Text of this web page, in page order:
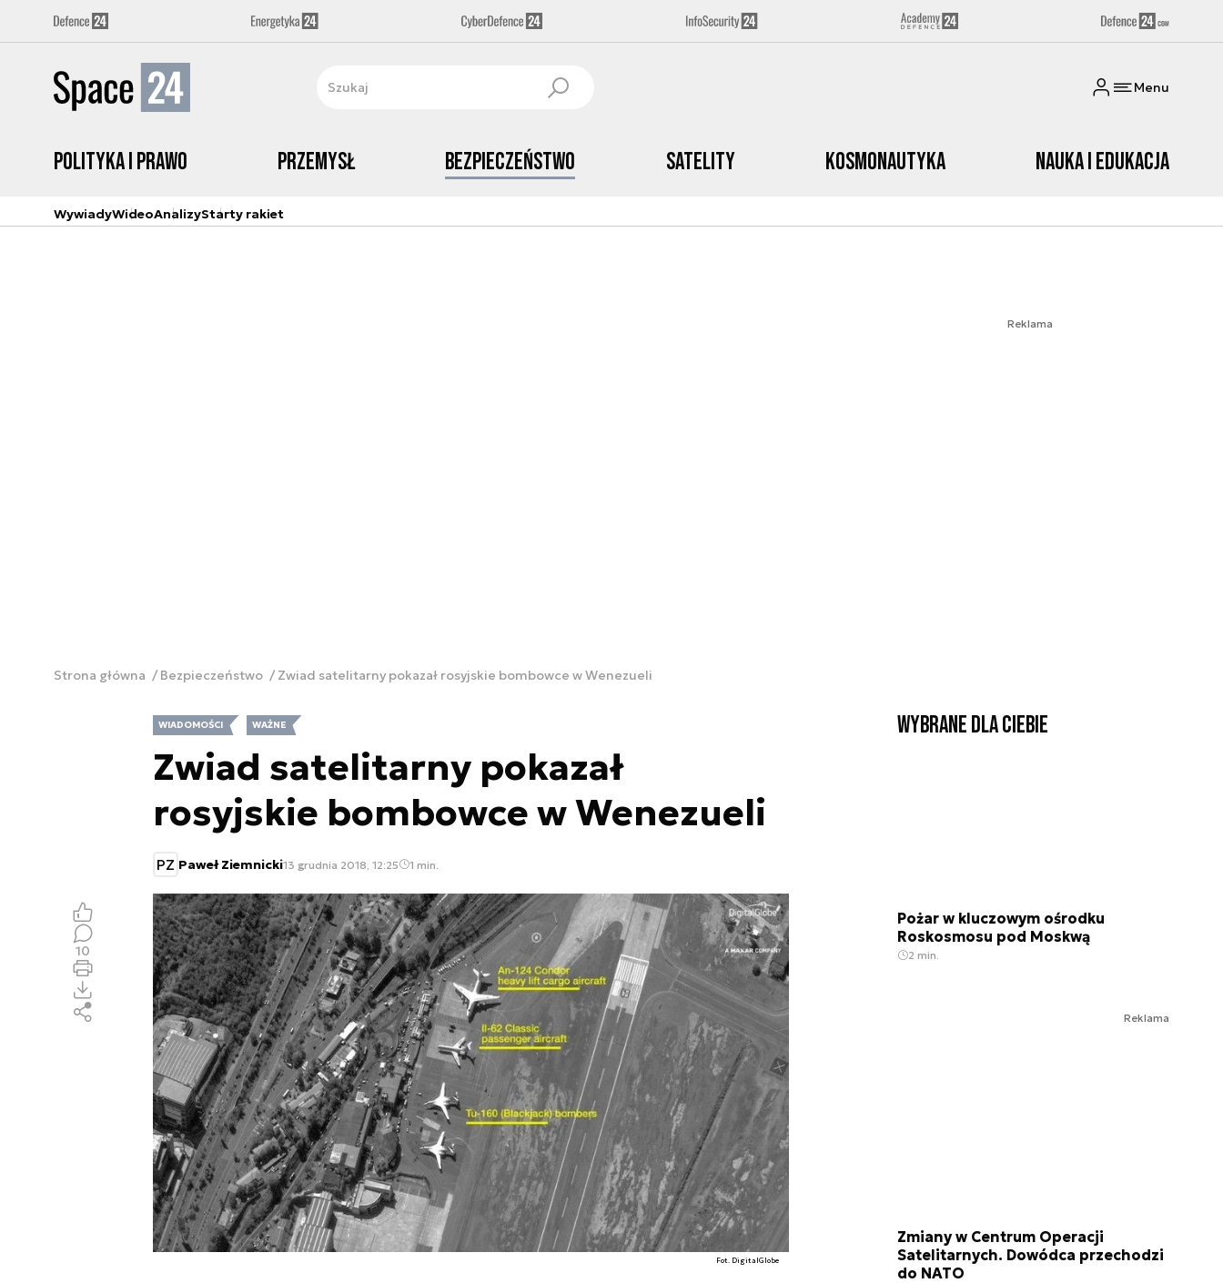
Menu
Polityka i prawo Przemysł Bezpieczeństwo Satelity Kosmonautyka Nauka i edukacja
WywiadyWideoAnalizyStarty rakiet
Reklama
Strona główna Bezpieczeństwo Zwiad satelitarny pokazał rosyjskie bombowce w Wenezueli
WIADOMOŚCI WAŻNE
Zwiad satelitarny pokazał
rosyjskie bombowce w Wenezueli
PZ Paweł Ziemnicki13 grudnia 2018, 12:25 1 min.
Fot. DigitalGlobe
10
Wybrane dla Ciebie
Pożar w kluczowym ośrodku
Roskosmosu pod Moskwą
2 min.
Reklama
Zmiany w Centrum Operacji
Satelitarnych. Dowódca przechodzi
do NATO